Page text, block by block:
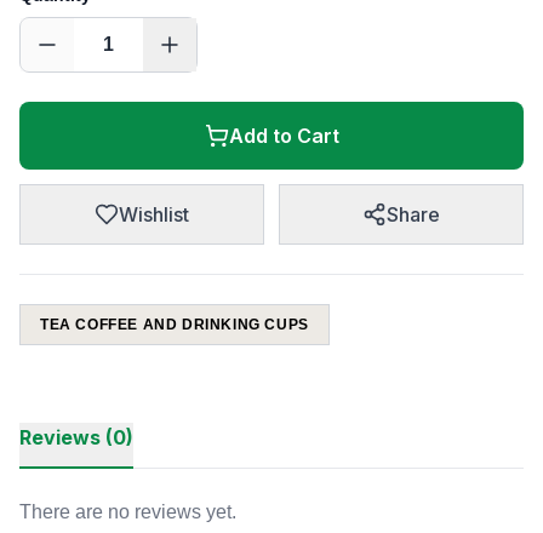
1
Add to Cart
Wishlist Share
TEA COFFEE AND DRINKING CUPS
Reviews (0)
There are no reviews yet.